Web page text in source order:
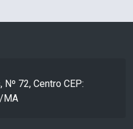
72, Centro CEP:
MA